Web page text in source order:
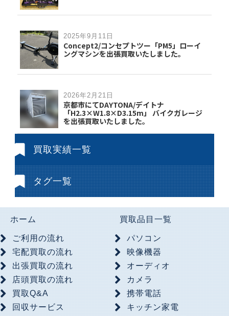
2025年9月11日
Concept2/コンセプトツー「PM5」ローイ
ングマシンを出張買取いたしました。
2026年2月21日
京都市にてDAYTONA/デイトナ
「H2.3×W1.8×D3.15m」 バイクガレージ
を出張買取いたしました。
買取実績一覧
タグ一覧
ホーム
ご利用の流れ
宅配買取の流れ
出張買取の流れ
店頭買取の流れ
買取Q&A
回収サービス
買取品目一覧
パソコン
映像機器
オーディオ
カメラ
携帯電話
キッチン家電